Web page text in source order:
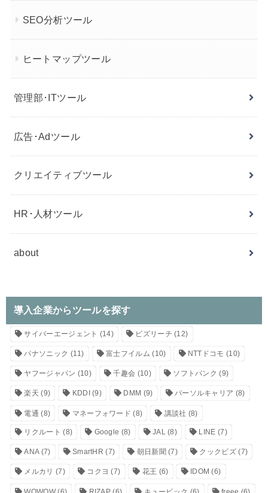
SEO分析ツール
ヒートマップツール
管理部･ITツール
広告･Adツール
クリエイティブツール
HR･人材ツール
about
導入企業からツールを探す
サイバーエージェント (14) ビズリーチ (12)
パナソニック (11) 富士フイルム (10) NTTドコモ (10)
ヤフージャパン (10) 千趣会 (10) ソフトバンク (9)
楽天 (9) KDDI (9) DMM (9) パーソルキャリア (8)
電通 (8) マネーフォワード (8) 講談社 (8)
リクルート (8) Google (8) JAL(8) LINE (7)
ANA(7) SmartHR (7) 朝日新聞 (7) クックビズ(7)
メルカリ (7) コクヨ (7) 花王 (6) IDOM (6)
WOWOW(6) RIZAP (6) キュービック (6) freee (6)